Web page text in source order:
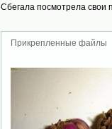
Сбегала посмотрела свои
Прикрепленные файлы